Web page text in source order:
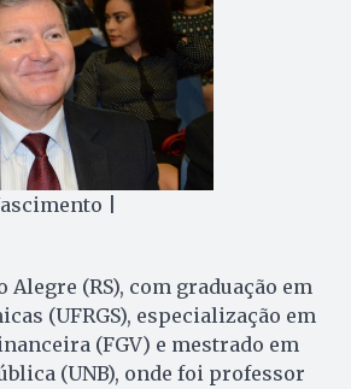
|
Alegre (RS), com graduação em
(UFRGS), especialização em
(FGV) e mestrado em
(UNB), onde foi professor